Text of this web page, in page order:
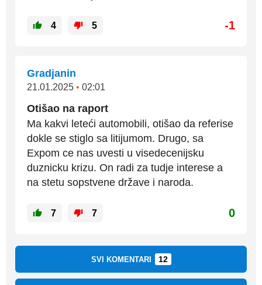
4 5 -1
Gradjanin
21.01.2025 • 02:01
Otišao na raport
Ma kakvi leteći automobili, otišao da referise
dokle se stiglo sa litijumom. Drugo, sa
Expom ce nas uvesti u visedecenijsku
duznicku krizu. On radi za tudje interese a
na stetu sopstvene države i naroda.
7 7 0
SVI KOMENTARI 12